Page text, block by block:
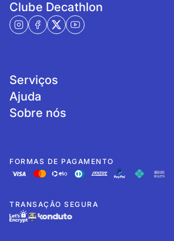
Clube Decathlon
Serviços
Ajuda
Sobre nós
FORMAS DE PAGAMENTO
TRANSAÇÃO SEGURA